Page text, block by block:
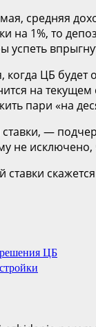
средняя
на 1%, то
когда ЦБ
на
пари «на
—
решения ЦБ